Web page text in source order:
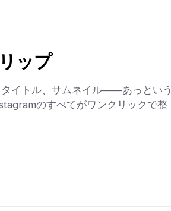
ップ
イトル、サムネイル――あっという
のすべてがワンクリックで整